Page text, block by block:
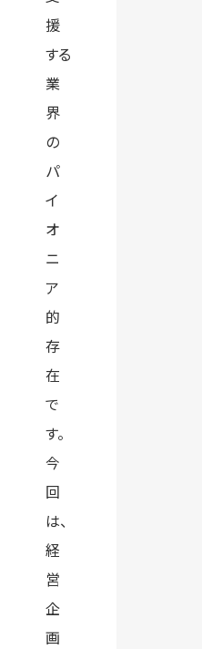
援
する
業
界
の
パ
イ
オ
ニ
ア
的
存
在
で
す。
今
回
は、
経
営
企
画